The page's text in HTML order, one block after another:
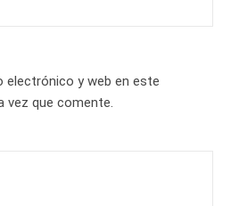
electrónico y web en este
vez que comente.